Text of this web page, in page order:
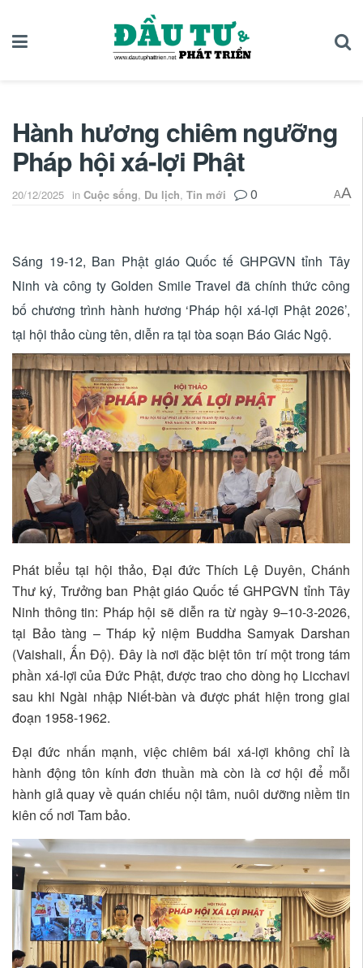
Hành hương chiêm ngưỡng
Pháp hội xá-lợi Phật
20/12/2025 in Cuộc sống, Du lịch, Tin mới 0 AA
Sáng 19-12, Ban Phật giáo Quốc tế GHPGVN tỉnh Tây
Ninh và công ty Golden Smile Travel đã chính thức công
bố chương trình hành hương ‘Pháp hội xá-lợi Phật 2026’,
tại hội thảo cùng tên, diễn ra tại tòa soạn Báo Giác Ngộ.
Phát biểu tại hội thảo, Đại đức Thích Lệ Duyên, Chánh
Thư ký, Trưởng ban Phật giáo Quốc tế GHPGVN tỉnh Tây
Ninh thông tin: Pháp hội sẽ diễn ra từ ngày 9–10-3-2026,
tại Bảo tàng – Tháp kỷ niệm Buddha Samyak Darshan
(Vaishali, Ấn Độ). Đây là nơi đặc biệt tôn trí một trong tám
phần xá-lợi của Đức Phật, được trao cho dòng họ Licchavi
sau khi Ngài nhập Niết-bàn và được phát hiện trong giai
đoạn 1958-1962.
Đại đức nhấn mạnh, việc chiêm bái xá-lợi không chỉ là
hành động tôn kính đơn thuần mà còn là cơ hội để mỗi
hành giả quay về quán chiếu nội tâm, nuôi dưỡng niềm tin
kiên cố nơi Tam bảo.